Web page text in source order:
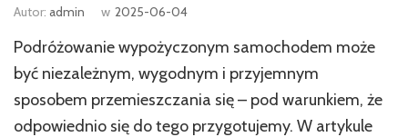
Autor: admin w 2025-06-04
Podróżowanie wypożyczonym samochodem może
być niezależnym, wygodnym i przyjemnym
sposobem przemieszczania się – pod warunkiem, że
odpowiednio się do tego przygotujemy. W artykule